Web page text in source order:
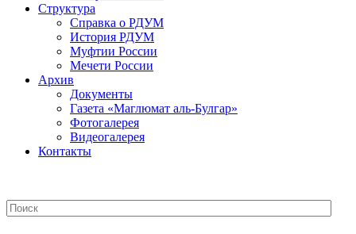
Структура
Справка о РДУМ
История РДУМ
Муфтии России
Мечети России
Архив
Документы
Газета «Маглюмат аль-Булгар»
Фотогалерея
Видеогалерея
Контакты